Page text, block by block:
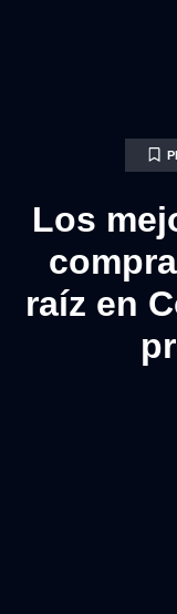
Los
raíz en